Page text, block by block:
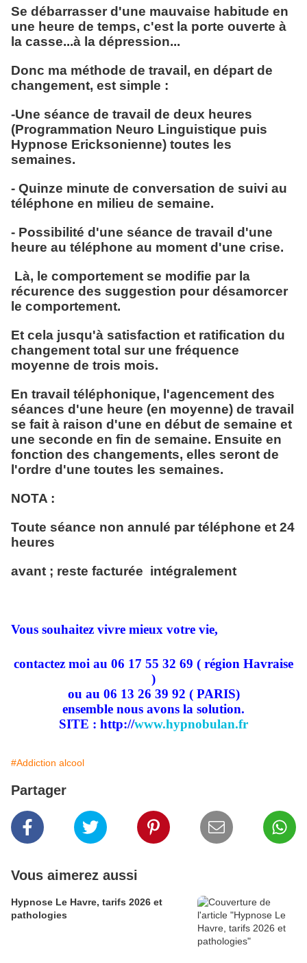
Se débarrasser d'une mauvaise habitude en
une heure de temps, c'est la porte ouverte à
la casse...à la dépression...
Donc ma méthode de travail, en départ de
changement, est simple :
-Une séance de travail de deux heures
(Programmation Neuro Linguistique puis
Hypnose Ericksonienne) toutes les
semaines.
- Quinze minute de conversation de suivi au
téléphone en milieu de semaine.
- Possibilité d'une séance de travail d'une
heure au téléphone au moment d'une crise.
Là, le comportement se modifie par la
récurence des suggestion pour désamorcer
le comportement.
Et cela jusqu'à satisfaction et ratification du
changement total sur une fréquence
moyenne de trois mois.
En travail téléphonique, l'agencement des
séances d'une heure (en moyenne) de travail
se fait à raison d'une en début de semaine et
une seconde en fin de semaine. Ensuite en
fonction des changements, elles seront de
l'ordre d'une toutes les semaines.
NOTA :
Toute séance non annulé par téléphone et 24
heures
avant ; reste facturée intégralement
Vous souhaitez vivre mieux votre vie,
contactez moi au 06 17 55 32 69 ( région Havraise
)
ou au 06 13 26 39 92 ( PARIS)
ensemble nous avons la solution.
SITE : http://www.hypnobulan.fr
#Addiction alcool
Partager
Vous aimerez aussi
Hypnose Le Havre, tarifs 2026 et
pathologies